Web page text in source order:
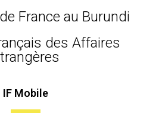
France au Burundi
des Affaires
IF Mobile